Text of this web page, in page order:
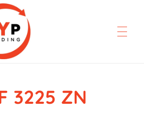
3225 ZN